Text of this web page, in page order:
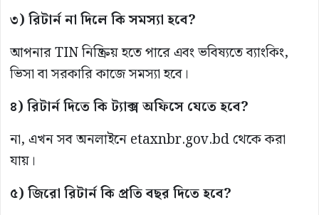
৩) রিটার্ন না দিলে কি সমস্যা হবে?
আপনার TIN নিষ্ক্রিয় হতে পারে এবং ভবিষ্যতে ব্যাংকিং,
ভিসা বা সরকারি কাজে সমস্যা হবে।
৪) রিটার্ন দিতে কি ট্যাক্স অফিসে যেতে হবে?
না, এখন সব অনলাইনে etaxnbr.gov.bd থেকে করা
যায়।
৫) জিরো রিটার্ন কি প্রতি বছর দিতে হবে?